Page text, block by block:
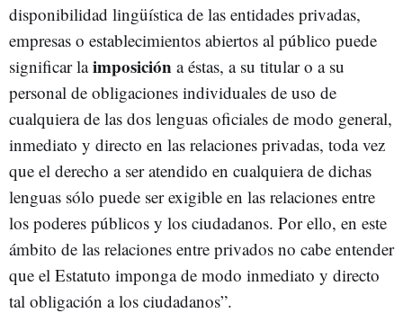
disponibilidad lingüística de las entidades privadas,
empresas o establecimientos abiertos al público puede
significar laimposición a éstas, a su titular o a su
personal de obligaciones individuales de uso de
cualquiera de las dos lenguas oficiales de modo general,
inmediato y directo en las relaciones privadas, toda vez
que el derecho a ser atendido en cualquiera de dichas
lenguas sólo puede ser exigible en las relaciones entre
los poderes públicos y los ciudadanos. Por ello, en este
ámbito de las relaciones entre privados no cabe entender
que el Estatuto imponga de modo inmediato y directo
tal obligación a los ciudadanos”.